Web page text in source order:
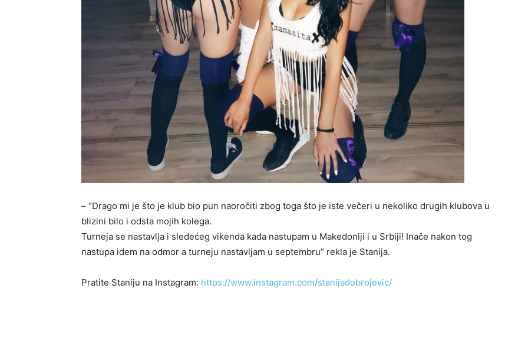
– “Drago mi je što je klub bio pun naoročiti zbog toga što je iste večeri u nekoliko drugih klubova u
blizini bilo i odsta mojih kolega.
Turneja se nastavlja i sledećeg vikenda kada nastupam u Makedoniji i u Srbiji! Inače nakon tog
nastupa idem na odmor a turneju nastavljam u septembru” rekla je Stanija.
Pratite Staniju na Instagram: https://www.instagram.com/stanijadobrojevic/